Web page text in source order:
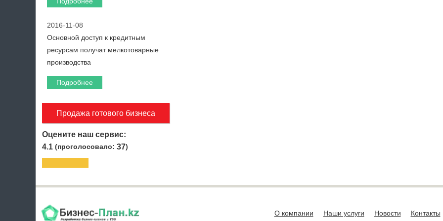
2016-11-08
Основной доступ к кредитным
ресурсам получат мелкотоварные
производства
Подробнее
Продажа готового бизнеса
Оцените наш сервис:
4.1 (проголосовало: 37)
О компании Наши услуги Новости Контакты